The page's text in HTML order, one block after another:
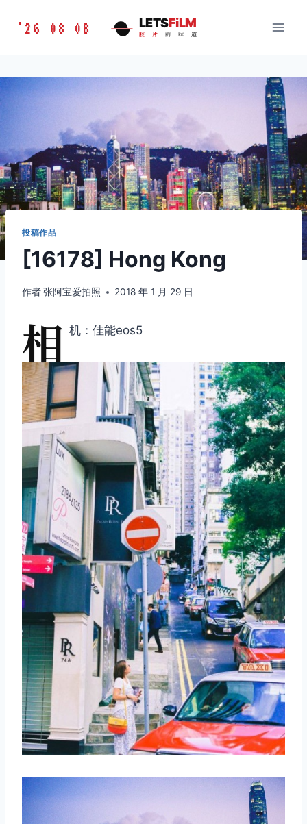
胶
味
道
'26 08 08 LETSFiLM
胶 片 的 味 道
投稿作品
[16178] Hong Kong
作者张阿宝爱拍照 2018 年 1 月 29 日
相 机：佳能eos5